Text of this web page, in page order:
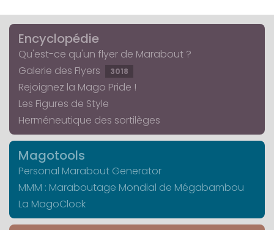
Encyclopédie
Qu'est-ce qu'un flyer de Marabout ?
Galerie des Flyers
3018
Rejoignez la Mago Pride !
Les Figures de Style
Herméneutique des sortilèges
Magotools
Personal Marabout Generator
MMM : Maraboutage Mondial de Mégabambou
La MagoClock